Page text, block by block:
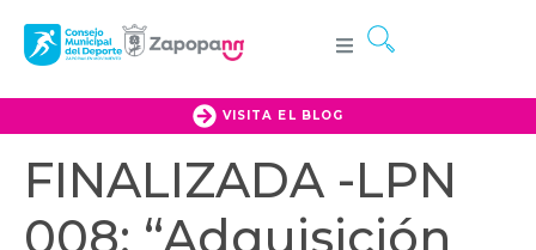
VISITA EL BLOG
FINALIZADA -LPN
008: “Adquisición